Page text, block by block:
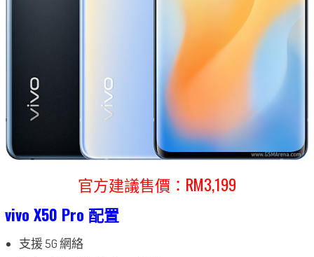
官方建議售價：RM3,199
vivo X50 Pro 配置
支援 5G 網絡